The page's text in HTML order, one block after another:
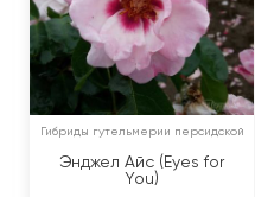
Гибриды гутельмерии персидской
Энджел Айс (Eyes for
You)